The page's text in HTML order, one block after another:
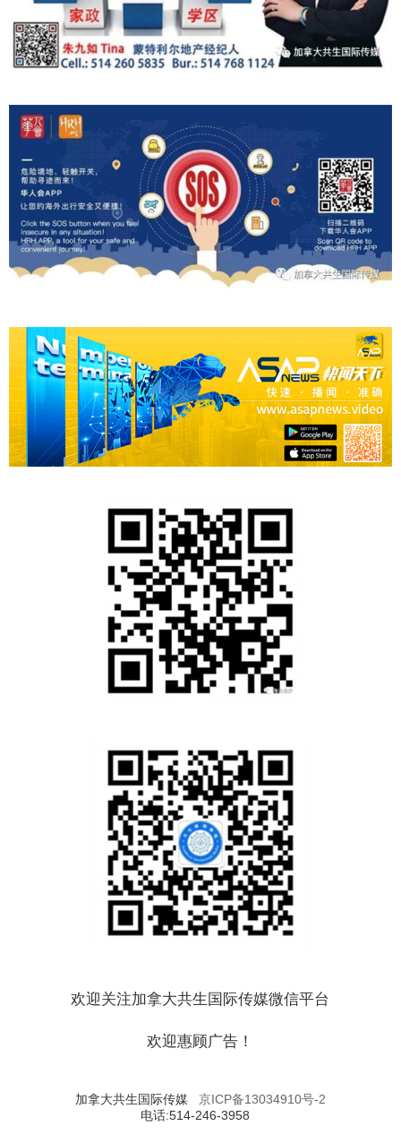
欢迎关注加拿大共生国际传媒微信平台
欢迎惠顾广告！
加拿大共生国际传媒 京ICP备13034910号-2
电话:514-246-3958